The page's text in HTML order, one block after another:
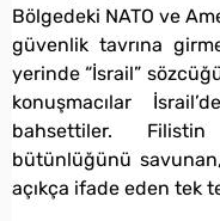
Bölgedeki NATO ve
güvenlik tavrına
yerinde “İsrail”
konuşmacılar
bahsettiler.
bütünlüğünü
açıkça ifade eden tek